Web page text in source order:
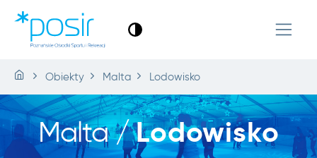
Obiekty Malta Lodowisko
Malta /Lodowisko